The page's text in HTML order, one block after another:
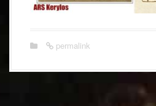
permalink